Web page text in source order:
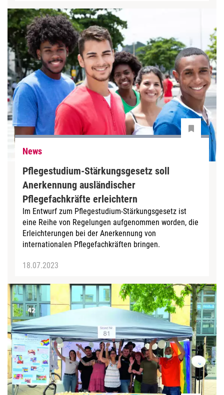
News
Pflegestudium-Stärkungsgesetz soll
Anerkennung ausländischer
Pflegefachkräfte erleichtern
Im Entwurf zum Pflegestudium-Stärkungsgesetz ist
eine Reihe von Regelungen aufgenommen worden, die
Erleichterungen bei der Anerkennung von
internationalen Pflegefachkräften bringen.
18.07.2023